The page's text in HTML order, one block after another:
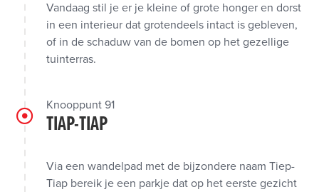
Vandaag stil je er je kleine of grote honger en dorst
in een interieur dat grotendeels intact is gebleven,
of in de schaduw van de bomen op het gezellige
tuinterras.
Knooppunt 91
TIAP-TIAP
Via een wandelpad met de bijzondere naam Tiep-
Tiap bereik je een parkje dat op het eerste gezicht